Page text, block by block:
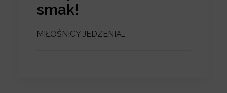
smak!
MIŁOŚNICY JEDZENIA…